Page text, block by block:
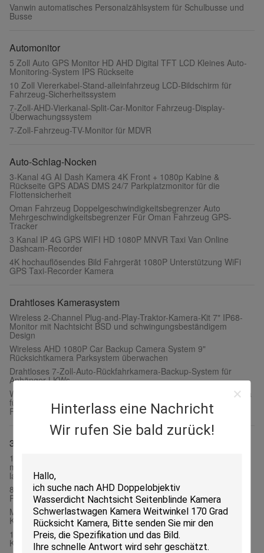
Hinterlass eine Nachricht
Wir rufen Sie bald zurück!
Vanwin automatisches Personalzählsystem für Schulbusse und
Busse
Automonitor
5 Zoll Auto GPS Monitor HD AHD Digital TFT LCD Kleines Auto-
Monitoring-System IPS Rückseite
10 Zoll Viererkabel-Stand-alleinfahrzeug LCD-Bildschirm für
Fahrzeug-Sicherheitssystem
7-Zoll-AHD-Vierkanal-Split-Car-Monitor Fahrzeug-Display-
Überwachungssystem
7-Zoll-Fahrzeug-TV-Monitor für MDVR
Auto-Schlag-Nocken
3-Kanal 4G AI Dash Kamera 4K Front + 1080p Kabine &
Rückseite GPS ADAS DMS 24/7 Parkplatzmonitor für die
Flottensicherheit
Oman Fahrzeug Doppelgeschwindigkeitsbegrenzer Auto
Mehrgeschwindigkeitsbegrenzer Für Oman Fahrzeug GPS-
Tracker
3 Kanal IP 4G GPS WIFI HD 1080P MNVR Taxi Van Online
Dashcam-Recorder
4K hochauflösendes Bild Fahrgerät 1080P Unterstützung WiFi
GPS Taxi-Recorder Kamera
Drahtloses Kamerasystem
Wireless 2-Channel Plug-and-Play-Traktor-Kamera-Kit 7" IP68-
Monitor mit Nachtsicht BSD und schwingungsbeständigem
Design
Wireless AHD 1080P Car Backup Camera System 9"
Rücksichtkamera Parksystem überwachen
Drahtloses 7-Zoll-Auto-Rückfahrkamera-Backup-System für
Anhänger-LKWs
Wireless Hitch Kamera mit tragbarem Monitor Kit Umkehrkamera
für einfache Bootsanschluss Wasserdicht Nachtsicht
Fahrassistent
360-Grad-Ansichtssystem
10.1" Touch DVR Monitor 360° BSD AI Blind Spot Safety System
mit gerade LED-Blitzmelder für Gabelstapler, Lkw und
landwirtschaftliche Fahrzeuge
8 CH 4G 360 Panoramabildgerät MDVR mit KI ADAS DSM BSD
Panoramabildgerät Fahrzeug-DVR-Kamerasystem
Monitor 7 Tft Lcd Auto IPS HD bewegt 360° um Vogel-Ansicht-
Kamera-System 12~24V Schritt für Schritt fort
1080P KI Intelligentes 360-Bird-View-Bildsystem Panorama-
Kamera 3D Surround 4 Seitenkamera Fahrgerät Erfassung